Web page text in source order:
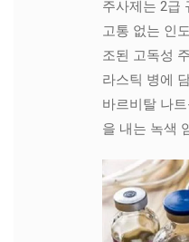
주사제는 2급
고통 없는 인
조된 고독성
라스틱 병에
바르비탈 나
을 내는 녹색